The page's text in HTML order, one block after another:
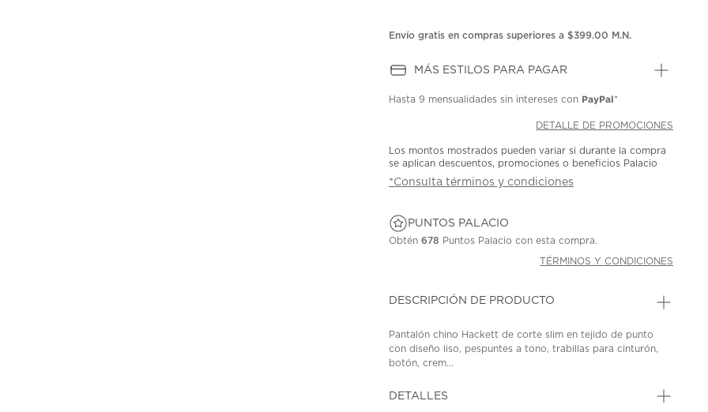
Envío gratis en compras superiores a $399.00 M.N.
MÁS ESTILOS PARA PAGAR
Hasta9 mensualidades sin intereses con PayPal*
DETALLE DE PROMOCIONES
Los montos mostrados pueden variar si durante la compra
se aplican descuentos, promociones o beneficios Palacio
*Consulta términos y condiciones
PUNTOS PALACIO
Obtén678 Puntos Palacio con esta compra.
TÉRMINOS Y CONDICIONES
DESCRIPCIÓN DE PRODUCTO
Pantalón chino Hackett de corte slim en tejido de punto
con diseño liso, pespuntes a tono, trabillas para cinturón,
botón, crem...
DETALLES